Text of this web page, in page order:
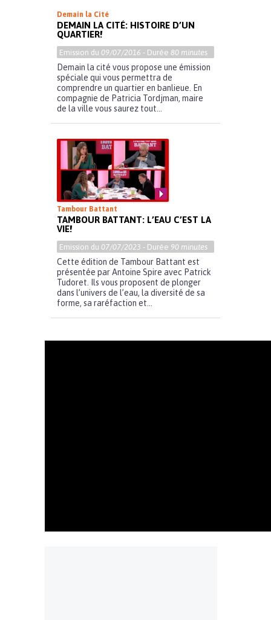
Demain la Cité
DEMAIN LA CITÉ: HISTOIRE D’UN
QUARTIER!
Emission du 09/07/2016 - Durée 80 minutes
Demain la cité vous propose une émission
spéciale qui vous permettra de
comprendre un quartier en banlieue. En
compagnie de Patricia Tordjman, maire
de la ville vous saurez tout...
Tambour Battant
TAMBOUR BATTANT: L’EAU C’EST LA
VIE!
Emission du 07/07/2023 - Durée 90 minutes
Cette édition de Tambour Battant est
présentée par Antoine Spire avec Patrick
Tudoret. Ils vous proposent de plonger
dans l’univers de l’eau, la diversité de sa
forme, sa raréfaction et...